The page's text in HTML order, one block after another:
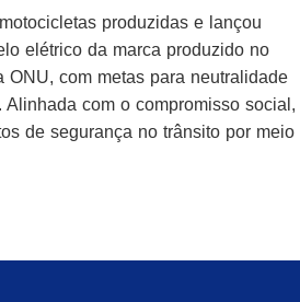
produzidas e lançou
elétrico da marca produzido no
com metas para neutralidade
com o compromisso social,
de segurança no trânsito por meio